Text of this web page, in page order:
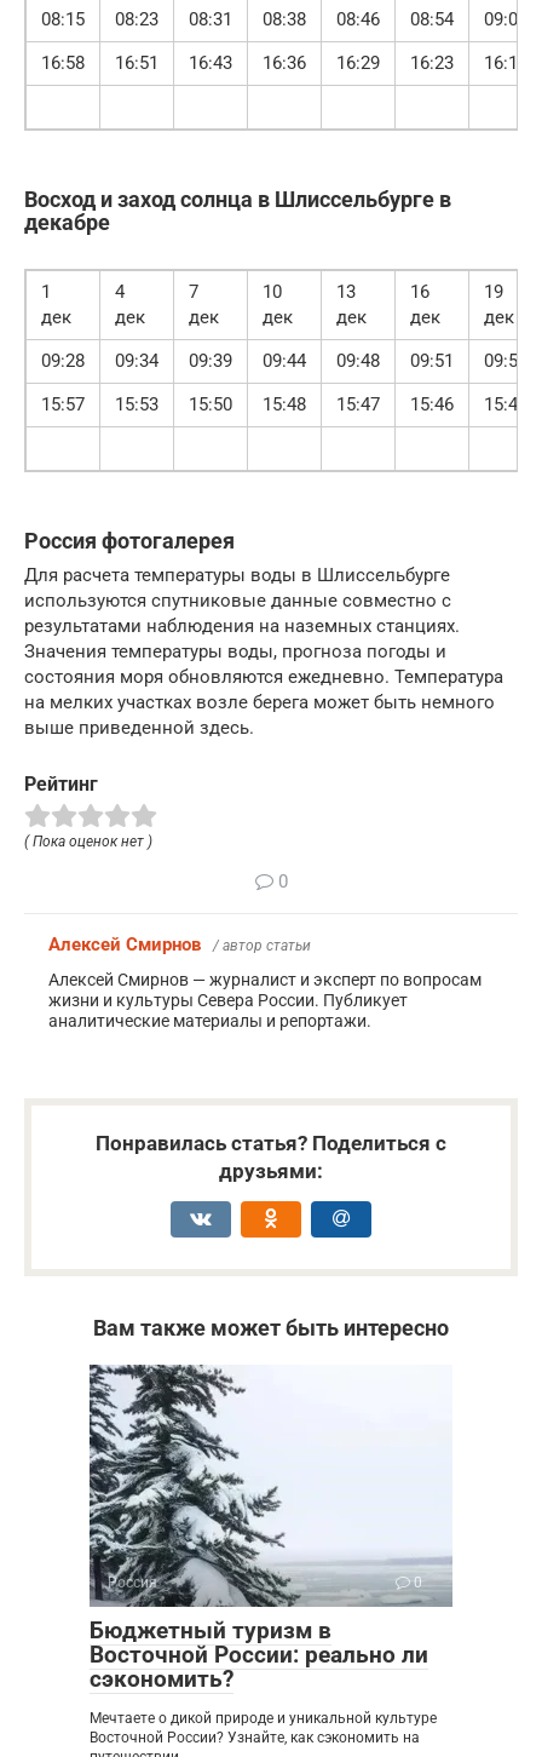
08:15
08:23 08:31 08:38 08:46 08:54
09:01
16:58
16:51 16:43 16:36 16:29 16:23 16:17
Восход и заход солнца в Шлиссельбурге в
декабре
1
дек
4
дек
7
дек
10
дек
13
дек
16
дек
19
дек
09:28
09:34 09:39 09:44 09:48 09:51
09:54
15:57
15:53 15:50 15:48 15:47 15:46 15:47
Россия фотогалерея
Для расчета температуры воды в Шлиссельбурге
используются спутниковые данные совместно с
результатами наблюдения на наземных станциях.
Значения температуры воды, прогноза погоды и
состояния моря обновляются ежедневно. Температура
на мелких участках возле берега может быть немного
выше приведенной здесь.
Рейтинг
( Пока оценок нет )
0
Алексей Смирнов / автор статьи
Алексей Смирнов — журналист и эксперт по вопросам
жизни и культуры Севера России. Публикует
аналитические материалы и репортажи.
Понравилась статья? Поделиться с
друзьями:
Вам также может быть интересно
Россия 0
Бюджетный туризм в
Восточной России: реально ли
сэкономить?
Мечтаете о дикой природе и уникальной культуре
Восточной России? Узнайте, как сэкономить на